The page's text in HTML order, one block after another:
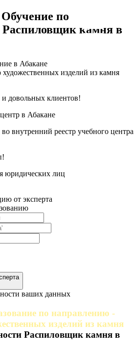
по
Распиловщик камня в
в Абакане
изделий из камня
довольных клиентов!
в Абакане
внутренний реестр учебного центра
юридических лиц
от эксперта
ваших данных
по направлению -
изделий из камня
Распиловщик камня в